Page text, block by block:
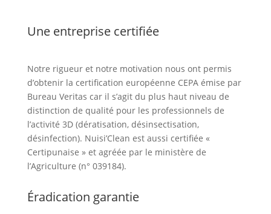
Une entreprise certifiée
Notre rigueur et notre motivation nous ont permis
d’obtenir la certification européenne CEPA émise par
Bureau Veritas car il s’agit du plus haut niveau de
distinction de qualité pour les professionnels de
l’activité 3D (dératisation, désinsectisation,
désinfection). Nuisi’Clean est aussi certifiée «
Certipunaise » et agréée par le ministère de
l’Agriculture (n° 039184).
Éradication garantie